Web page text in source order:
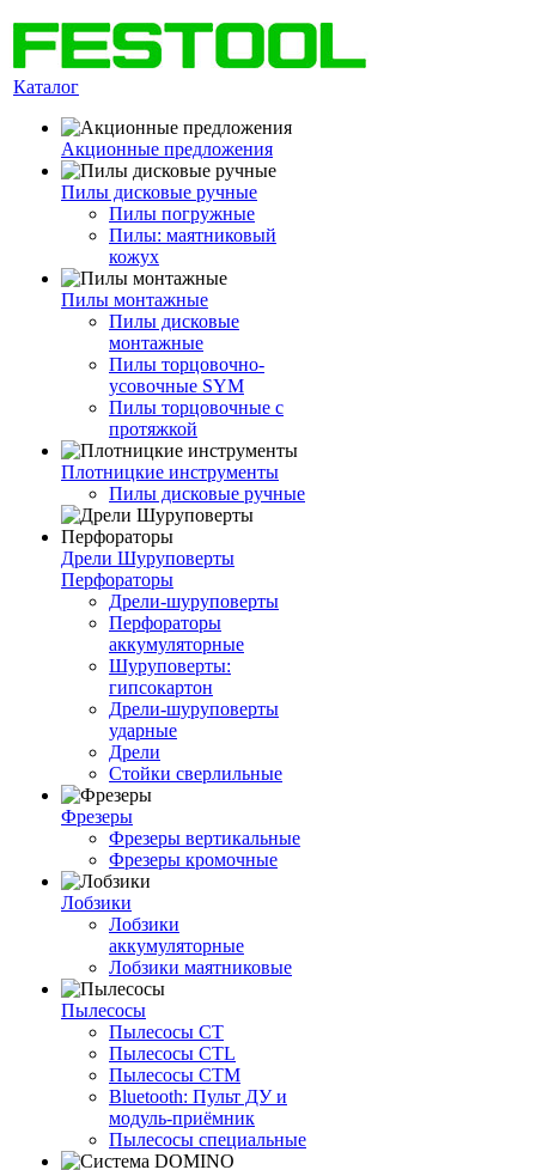
Каталог
Акционные предложения
Пилы дисковые ручные
Пилы погружные
Пилы: маятниковый
кожух
Пилы монтажные
Пилы дисковые
монтажные
Пилы торцовочно-
усовочные SYM
Пилы торцовочные с
протяжкой
Плотницкие инструменты
Пилы дисковые ручные
Дрели Шуруповерты
Перфораторы
Дрели-шуруповерты
Перфораторы
аккумуляторные
Шуруповерты:
гипсокартон
Дрели-шуруповерты
ударные
Дрели
Стойки сверлильные
Фрезеры
Фрезеры вертикальные
Фрезеры кромочные
Лобзики
Лобзики
аккумуляторные
Лобзики маятниковые
Пылесосы
Пылесосы CT
Пылесосы CTL
Пылесосы CTM
Bluetooth: Пульт ДУ и
модуль-приёмник
Пылесосы специальные